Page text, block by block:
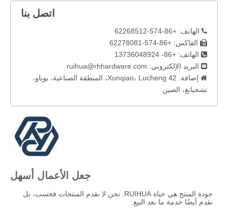
اتصل بنا
 الهاتف: +86-574-62268512
 الفاكس: +86-574-62278081
 الهاتف: +86- 13736048924
 البريد الإلكتروني: ruihua@rhhardware.com

إضافة: 42 Xunqiao، Lucheng، المنطقة الصناعية، يوياو،
تشجيانغ، الصين
جعل الأعمال أسهل
جودة المنتج هي حياة RUIHUA. نحن لا نقدم المنتجات فحسب، بل
نقدم أيضًا خدمة ما بعد البيع.